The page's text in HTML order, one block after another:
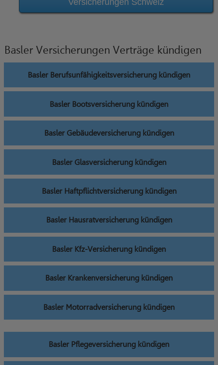
Versicherungen Schweiz
Basler Versicherungen Verträge kündigen
Basler Berufsunfähigkeitsversicherung kündigen
Basler Bootsversicherung kündigen
Basler Gebäudeversicherung kündigen
Basler Glasversicherung kündigen
Basler Haftpflichtversicherung kündigen
Basler Hausratversicherung kündigen
Basler Kfz-Versicherung kündigen
Basler Krankenversicherung kündigen
Basler Motorradversicherung kündigen
Basler Pflegeversicherung kündigen